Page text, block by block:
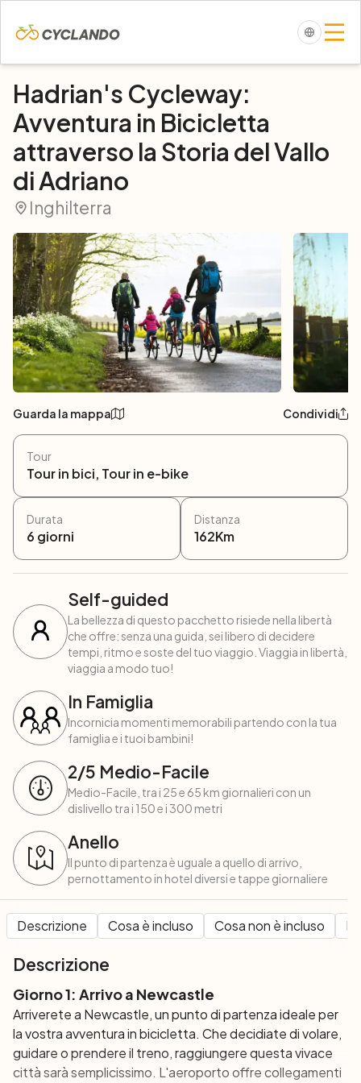
Hadrian's Cycleway:
Avventura in Bicicletta
attraverso la Storia del Vallo
di Adriano
Inghilterra
Guarda la mappa Condividi
Tour
Tour in bici, Tour in e-bike
Durata
6 giorni
Distanza
162Km
Self-guided
La bellezza di questo pacchetto risiede nella libertà
che offre: senza una guida, sei libero di decidere
tempi, ritmo e soste del tuo viaggio. Viaggia in libertà,
viaggia a modo tuo!
In Famiglia
Incornicia momenti memorabili partendo con la tua
famiglia e i tuoi bambini!
2/5 Medio-Facile
Medio-Facile, tra i 25 e 65 km giornalieri con un
dislivello tra i 150 e i 300 metri
Anello
Il punto di partenza è uguale a quello di arrivo,
pernottamento in hotel diversi e tappe giornaliere
Descrizione Cosa è incluso Cosa non è incluso
Descrizione
Giorno 1: Arrivo a Newcastle
Arriverete a Newcastle, un punto di partenza ideale per
la vostra avventura in bicicletta. Che decidiate di volare,
guidare o prendere il treno, raggiungere questa vivace
città sarà semplicissimo. L'aeroporto offre collegamenti